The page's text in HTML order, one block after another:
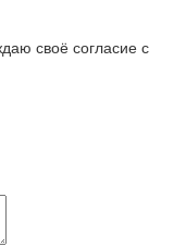
своё согласие с